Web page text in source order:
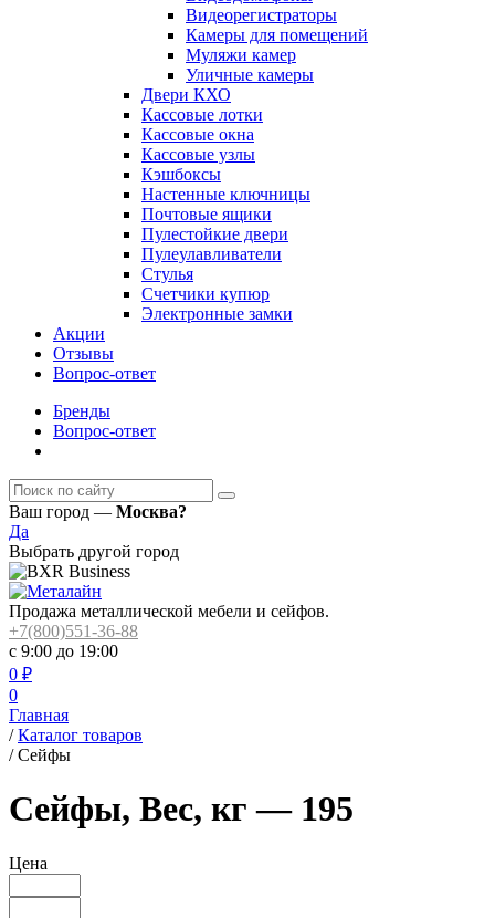
Видеорегистраторы
Камеры для помещений
Муляжи камер
Уличные камеры
Двери КХО
Кассовые лотки
Кассовые окна
Кассовые узлы
Кэшбоксы
Настенные ключницы
Почтовые ящики
Пулестойкие двери
Пулеулавливатели
Стулья
Счетчики купюр
Электронные замки
Акции
Отзывы
Вопрос-ответ
Бренды
Вопрос-ответ
Ваш город — Москва?
Да
Выбрать другой город
Продажа металлической мебели и сейфов.
+7(800)551-36-88
с 9:00 до 19:00
0 ₽
0
Главная
/ Каталог товаров
/ Сейфы
Сейфы, Вес, кг — 195
Цена